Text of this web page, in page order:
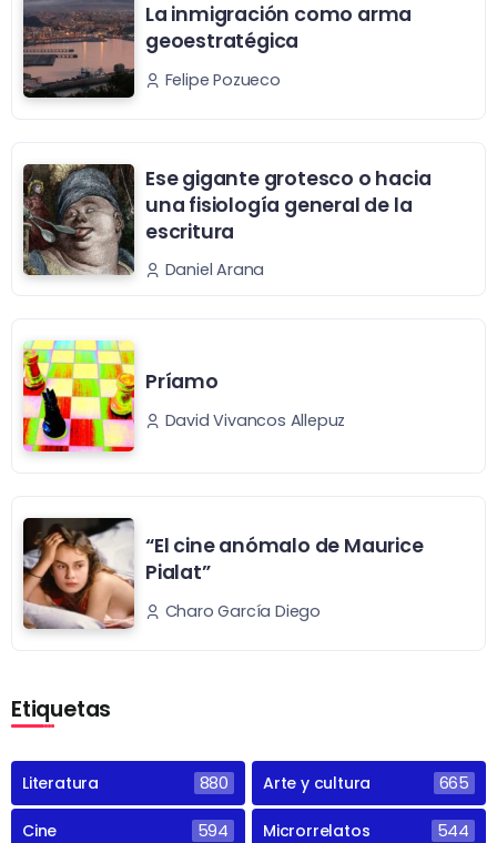
La inmigración como arma
geoestratégica
Felipe Pozueco
Ese gigante grotesco o hacia
una fisiología general de la
escritura
Daniel Arana
Príamo
David Vivancos Allepuz
“El cine anómalo de Maurice
Pialat”
Charo García Diego
Etiquetas
Literatura 880 Arte y cultura 665
Cine 594 Microrrelatos 544